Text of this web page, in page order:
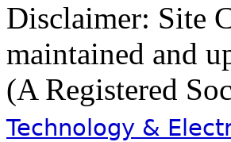
Disclaimer: Site
maintained and
(A Registered
Technology &